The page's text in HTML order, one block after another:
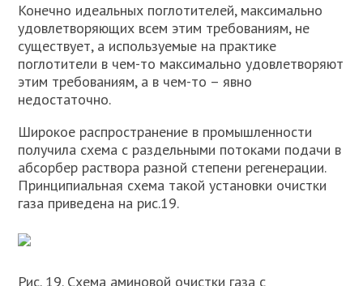
Конечно идеальных поглотителей, максимально
удовлетво­ряющих всем этим требованиям, не
существует, а используемые на практике
поглотители в чем-то максимально удовлетворяют
этим требованиям, а в чем-то – явно
недостаточно.
Широкое распространение в промышленности
получила схема с раздельными потоками подачи в
абсорбер раствора разной степени регенерации.
Принципиальная схема такой установ­ки очистки
газа приведена на рис.19.
Рис. 19. Схема аминовой очистки газа с